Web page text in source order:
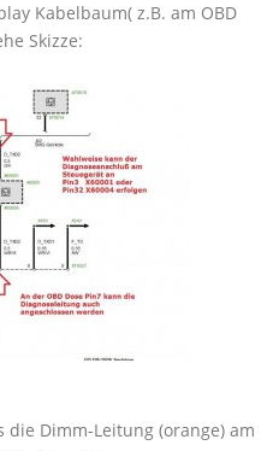
Kabelbaum( z.B. am OBD
Skizze:
die Dimm-Leitung (orange) am